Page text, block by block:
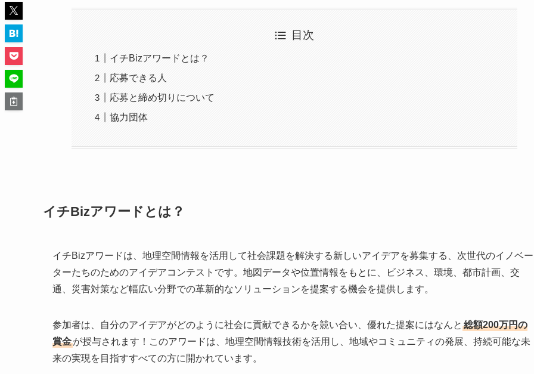
目次
イチBizアワードとは？
応募できる人
応募と締め切りについて
協力団体
イチBizアワードとは？
イチBizアワードは、地理空間情報を活用して社会課題を解決する新しいアイデアを募集する、次世代のイノベー
ターたちのためのアイデアコンテストです。地図データや位置情報をもとに、ビジネス、環境、都市計画、交
通、災害対策など幅広い分野での革新的なソリューションを提案する機会を提供します。
参加者は、自分のアイデアがどのように社会に貢献できるかを競い合い、優れた提案にはなんと 総額200万円の
賞金が授与されます！このアワードは、地理空間情報技術を活用し、地域やコミュニティの発展、持続可能な未
来の実現を目指すすべての方に開かれています。